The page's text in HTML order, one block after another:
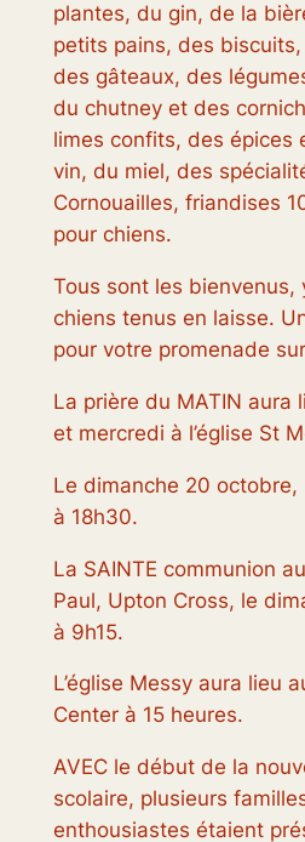
plantes, du gin, de la
petits pains, des
des gâteaux, des
du chutney et des
limes confits, des épices
vin, du miel, des
Cornouailles, friandises
pour chiens.
Tous sont les bienvenus,
chiens tenus en laisse.
pour votre promenade
La prière du MATIN aura
et mercredi à l’église St
Le dimanche 20
à 18h30.
La SAINTE communion
Paul, Upton Cross, le
à 9h15.
L’église Messy aura lieu
Center à 15 heures.
AVEC le début de la
scolaire, plusieurs
enthousiastes étaient